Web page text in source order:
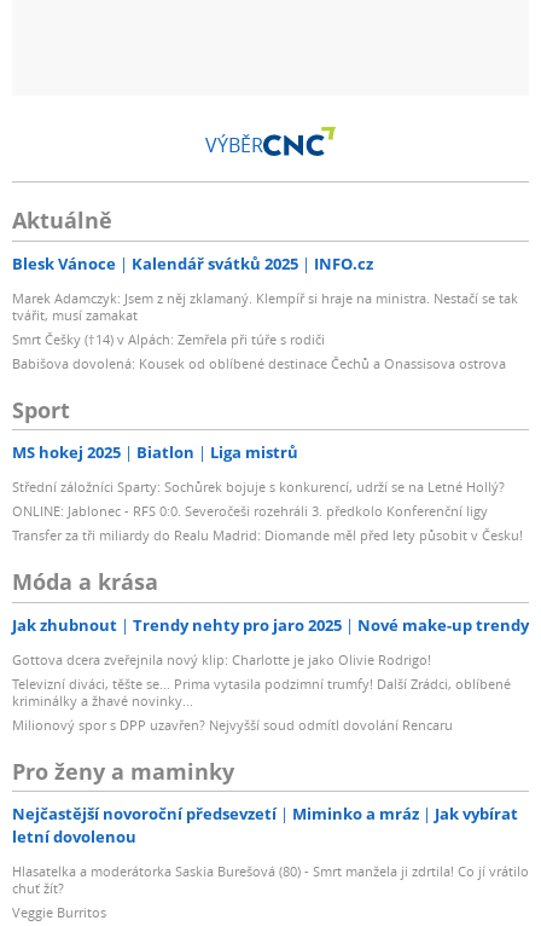
VÝBĚR
Aktuálně
Blesk Vánoce Kalendář svátků 2025 INFO.cz
Marek Adamczyk: Jsem z něj zklamaný. Klempíř si hraje na ministra. Nestačí se tak
tvářit, musí zamakat
Smrt Češky (†14) v Alpách: Zemřela při túře s rodiči
Babišova dovolená: Kousek od oblíbené destinace Čechů a Onassisova ostrova
Sport
MS hokej 2025 Biatlon Liga mistrů
Střední záložníci Sparty: Sochůrek bojuje s konkurencí, udrží se na Letné Hollý?
ONLINE: Jablonec - RFS 0:0. Severočeši rozehráli 3. předkolo Konferenční ligy
Transfer za tři miliardy do Realu Madrid: Diomande měl před lety působit v Česku!
Móda a krása
Jak zhubnout Trendy nehty pro jaro 2025 Nové make-up trendy
Gottova dcera zveřejnila nový klip: Charlotte je jako Olivie Rodrigo!
Televizní diváci, těšte se... Prima vytasila podzimní trumfy! Další Zrádci, oblíbené
kriminálky a žhavé novinky...
Milionový spor s DPP uzavřen? Nejvyšší soud odmítl dovolání Rencaru
Pro ženy a maminky
Nejčastější novoroční předsevzetí Miminko a mráz
Jak vybírat
letní dovolenou
Hlasatelka a moderátorka Saskia Burešová (80) - Smrt manžela ji zdrtila! Co jí vrátilo
chuť žít?
Veggie Burritos